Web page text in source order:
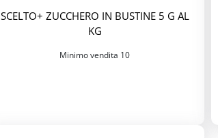
SCELTO+ ZUCCHERO IN BUSTINE 5 G AL
KG
Minimo vendita 10